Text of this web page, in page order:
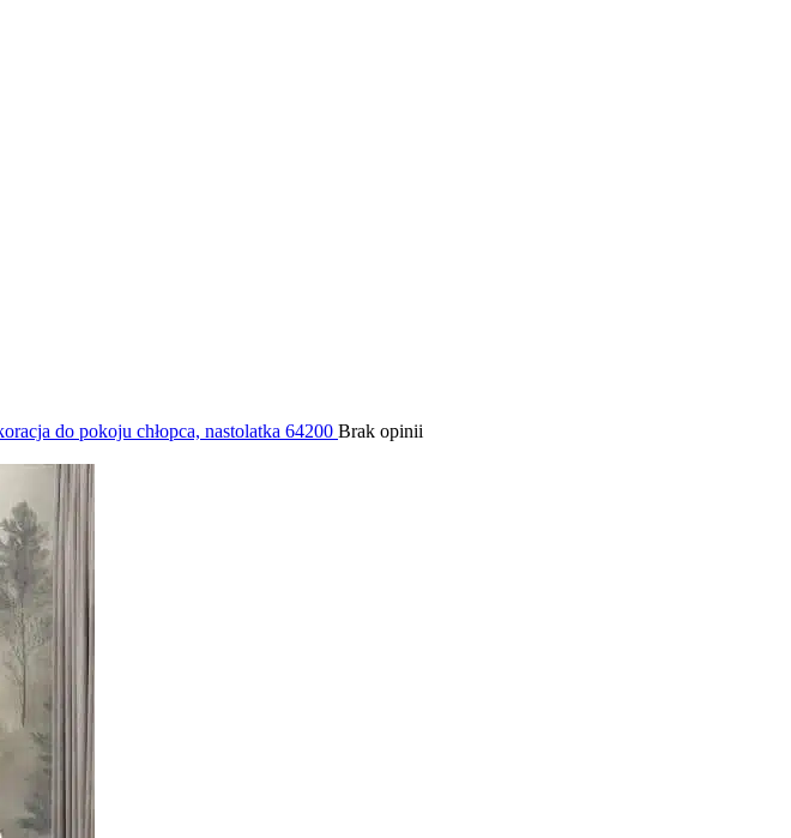
do pokoju chłopca, nastolatka 64200 Brak opinii